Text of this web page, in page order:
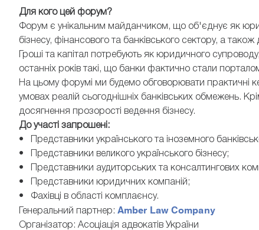
Для кого цей форум?
Форум є унікальним майданчиком, що об'єднує як
бізнесу, фінансового та банківського сектору, а
Гроші та капітал потребують як юридичного
останніх років такі, що банки фактично стали
На цьому форумі ми будемо обговорювати практичні
умовах реалій сьогоднішніх банківських обмежень.
досягнення прозорості ведення бізнесу.
До участі запрошені:
• Представники українського та іноземного
• Представники великого українського бізнесу;
• Представники аудиторських та консалтингових
• Представники юридичних компаній;
• Фахівці в області комплаєнсу.
Генеральний партнер: Amber Law Company
Організатор: Асоціація адвокатів України